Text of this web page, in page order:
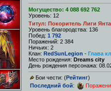
Могущество: 4 088 692 762
Уровень: 12
Титул: Покоритель Лиги
Уровень благородства: 136
Побед: 1 792
Поражений: 2 384
Ничьих: 2
Клан: RedSunLegion - Глава
Место рождения: Dreams city
День рождения персонажа:
Бои чести: (Рейтинг)
Последний бой: